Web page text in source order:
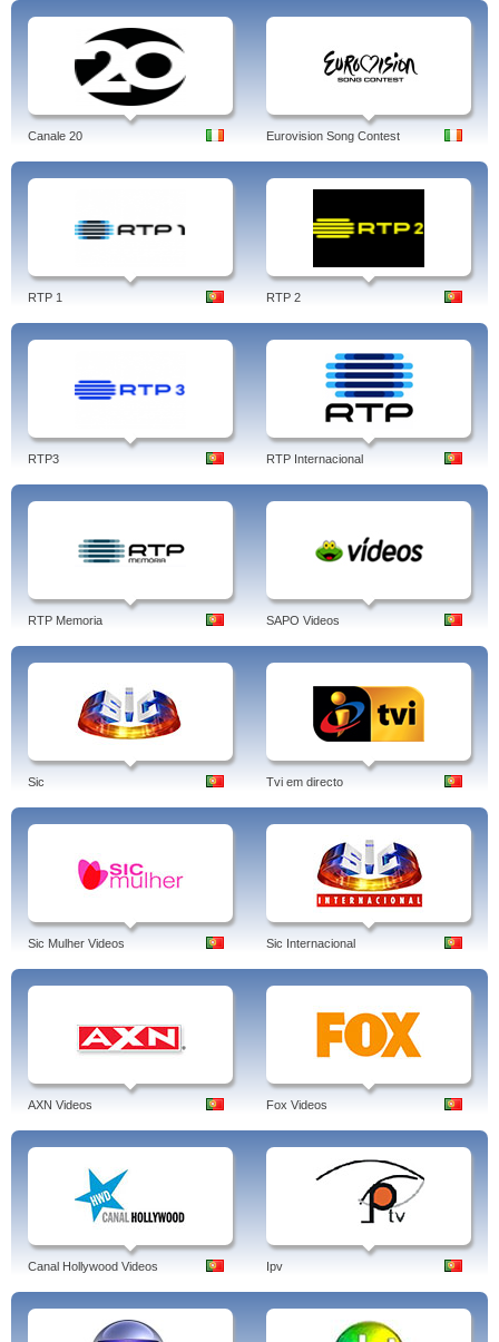
Canale 20 Eurovision Song Contest
RTP 1 RTP 2
RTP3 RTP Internacional
RTP Memoria SAPO Videos
Sic Tvi em directo
Sic Mulher Videos Sic Internacional
AXN Videos Fox Videos
Canal Hollywood Videos Ipv